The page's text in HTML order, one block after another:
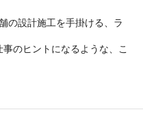
の設計施工を手掛ける、ラ
のヒントになるような、こ